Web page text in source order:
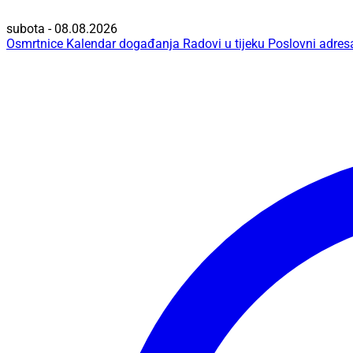
subota - 08.08.2026
Osmrtnice Kalendar događanja Radovi u tijeku Poslovni